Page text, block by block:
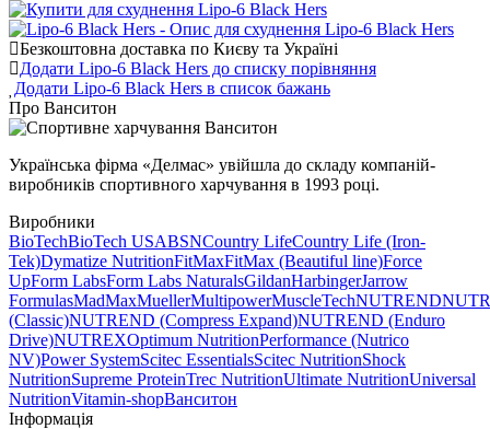
Безкоштовна доставка по Києву та Україні
Додати Lipo-6 Black Hers до списку порівняння
Додати Lipo-6 Black Hers в список бажань
Про Ванситон
Українська фірма «Делмас» увійшла до складу компаній-
виробників спортивного харчування в 1993 році.
Виробники
BioTechBioTech USABSNCountry LifeCountry Life (Iron-
Tek)Dymatize NutritionFitMaxFitMax (Beautiful line)Force
UpForm LabsForm Labs NaturalsGildanHarbingerJarrow
FormulasMadMaxMuellerMultipowerMuscleTechNUTREND
(Classic)NUTREND (Compress Expand)NUTREND (Enduro
Drive)NUTREXOptimum NutritionPerformance (Nutrico
NV)Power SystemScitec EssentialsScitec NutritionShock
NutritionSupreme ProteinTrec NutritionUltimate NutritionUniversal
NutritionVitamin-shopВанситон
Інформація